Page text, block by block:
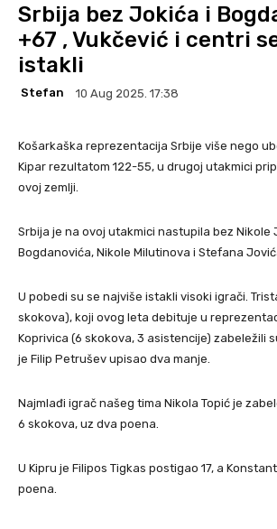
Srbija bez Jokića i
+67 , Vukčević i centri
istakli
Stefan 10 Aug 2025. 17:38
Košarkaška reprezentacija Srbije više nego
Kipar rezultatom 122-55, u drugoj utakmici
ovoj zemlji.
Srbija je na ovoj utakmici nastupila bez Nikole
Bogdanovića, Nikole Milutinova i Stefana
U pobedi su se najviše istakli visoki igrači.
skokova), koji ovog leta debituje u
Koprivica (6 skokova, 3 asistencije) zabeležili
je Filip Petrušev upisao dva manje.
Najmlađi igrač našeg tima Nikola Topić je
6 skokova, uz dva poena.
U Kipru je Filipos Tigkas postigao 17, a
poena.